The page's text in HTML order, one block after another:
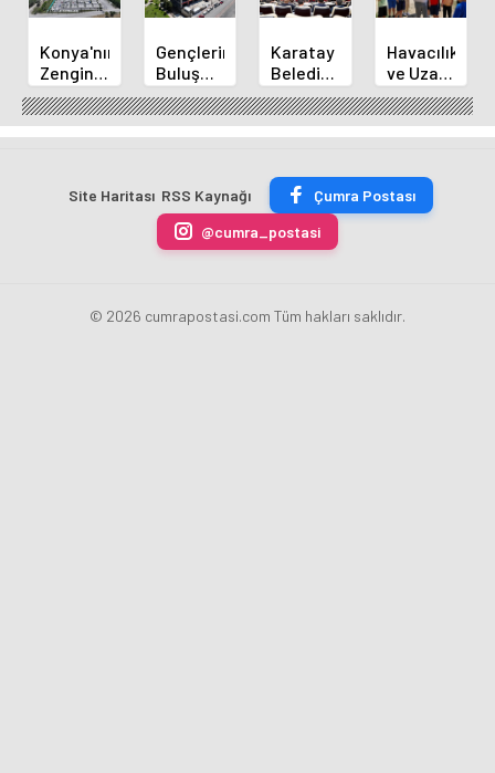
Konya'nın
Zengin
Mutfağı
GastroFest'te
Tanıtılacak
Gençlerin
Buluşma
Noktası
Talha
Bayrakçı
Yükseliyor
Karatay
Belediye
Başkanı
Kılca
Yeni
Açıkladı
Havacılık
ve Uzay
Yaz
Kursu
Başladı
Site Haritası RSS Kaynağı
Çumra Postası
@cumra_postasi
© 2026 cumrapostasi.com Tüm hakları saklıdır.